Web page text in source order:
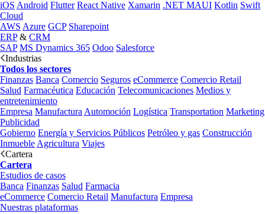
iOS Android Flutter React Native Xamarin .NET MAUI Kotlin Swift
Cloud
AWS Azure GCP Sharepoint
ERP& CRM
SAP MS Dynamics 365 Odoo Salesforce
Industrias
Todos los sectores
Finanzas Banca Comercio Seguros eCommerce Comercio Retail
Salud Farmacéutica Educación Telecomunicaciones Medios y
entretenimiento
Empresa Manufactura Automoción Logística Transportation Marketing
Publicidad
Gobierno Energía y Servicios Públicos Petróleo y gas Construcción
Inmueble Agricultura Viajes
Cartera
Cartera
Estudios de casos
Banca Finanzas Salud Farmacia
eCommerce Comercio Retail Manufactura Empresa
Nuestras plataformas